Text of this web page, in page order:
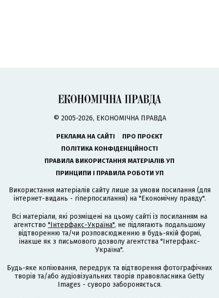
© 2005-2026, ЕКОНОМІЧНА ПРАВДА
РЕКЛАМА НА САЙТІ
ПРО ПРОЄКТ
ПОЛІТИКА КОНФІДЕНЦІЙНОСТІ
ПРАВИЛА ВИКОРИСТАННЯ МАТЕРІАЛІВ УП
ПРИНЦИПИ І ПРАВИЛА РОБОТИ УП
Використання матеріалів сайту лише за умови посилання (для
інтернет-видань - гіперпосилання) на "Економічну правду".
Всі матеріали, які розміщені на цьому сайті із посиланням на
агентство "Інтерфакс-Україна", не підлягають подальшому
відтворенню та/чи розповсюдженню в будь-якій формі,
інакше як з письмового дозволу агентства "Інтерфакс-
Україна".
Будь-яке копіювання, передрук та відтворення фотографічних
творів та/або аудіовізуальних творів правовласника Getty
Images - суворо забороняється.